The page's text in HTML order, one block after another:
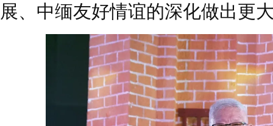
展、中缅友好情谊的深化做出更